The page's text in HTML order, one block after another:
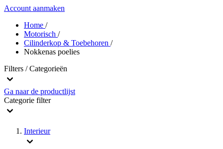
Account aanmaken
Home /
Motorisch /
Cilinderkop & Toebehoren /
Nokkenas poelies
Filters / Categorieën
Ga naar de productlijst
Categorie filter
Interieur